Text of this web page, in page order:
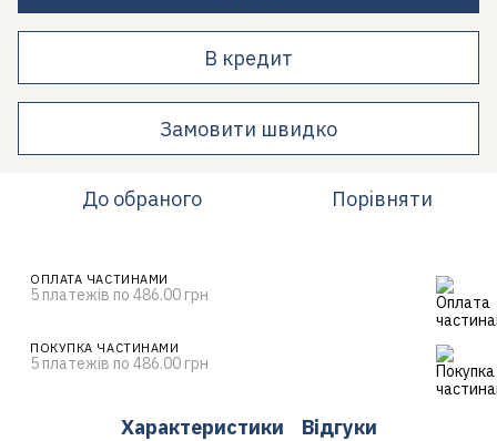
В кредит
Замовити швидко
До обраного Порівняти
ОПЛАТА ЧАСТИНАМИ
5 платежів по 486.00 грн
ПОКУПКА ЧАСТИНАМИ
5 платежів по 486.00 грн
Характеристики Відгуки